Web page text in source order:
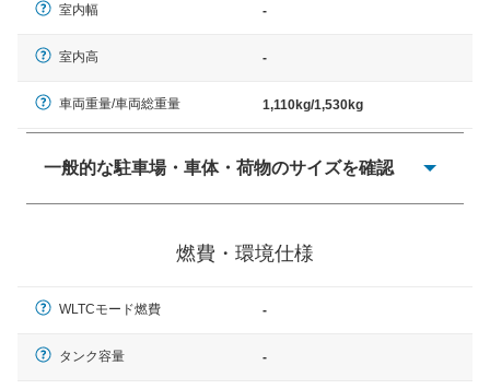
室内幅 -
室内高 -
車両重量/車両総重量 1,110kg/1,530kg
一般的な駐車場・車体・荷物のサイズを確認
× 長さ 5,000mm 車路幅 5,000mmというサイズが標準値
燃費・環境仕様
WLTCモード燃費 -
タンク容量 -